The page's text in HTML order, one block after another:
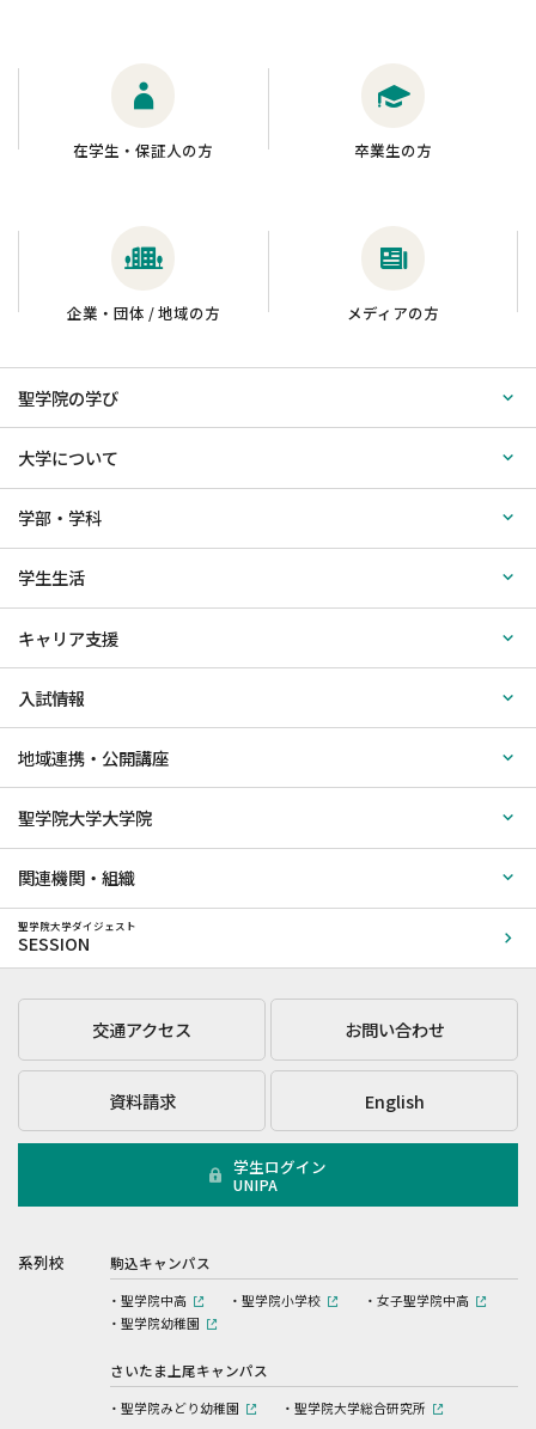
在学生・保証人の方 卒業生の方
企業・団体 / 地域の方 メディアの方
聖学院の学び
大学について
学部・学科
学生生活
キャリア支援
入試情報
地域連携・公開講座
聖学院大学大学院
関連機関・組織
聖学院大学ダイジェスト
SESSION
交通アクセス お問い合わせ
資料請求 English
系列校 駒込キャンパス
聖学院中高 聖学院小学校
女子聖学院中高
聖学院幼稚園
さいたま上尾キャンパス
聖学院みどり幼稚園 聖学院大学総合研究所
学生ログイン
UNIPA